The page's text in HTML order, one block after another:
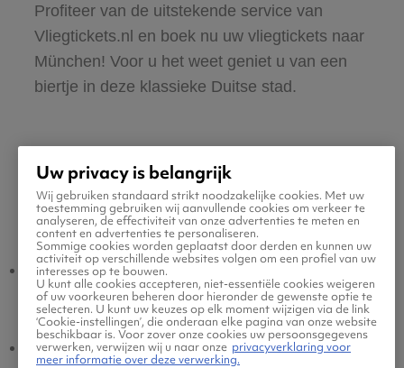
Profiteer van de uitstekende service van
Vliegtickets.nl en boek nu uw vliegtickets naar
München! Voor u het weet geniet u van een
biertje in deze klassieke Duitse stad.
Populaire vluchten
München -
Amsterdam
Amsterdam -
München
München - Eindhoven Eindhoven - München
Uw privacy is belangrijk
Wij gebruiken standaard strikt noodzakelijke cookies. Met uw
toestemming gebruiken wij aanvullende cookies om verkeer te
analyseren, de effectiviteit van onze advertenties te meten en
content en advertenties te personaliseren.
Sommige cookies worden geplaatst door derden en kunnen uw
activiteit op verschillende websites volgen om een profiel van uw
interesses op te bouwen.
U kunt alle cookies accepteren, niet-essentiële cookies weigeren
of uw voorkeuren beheren door hieronder de gewenste optie te
selecteren. U kunt uw keuzes op elk moment wijzigen via de link
‘Cookie-instellingen’, die onderaan elke pagina van onze website
beschikbaar is. Voor zover onze cookies uw persoonsgegevens
verwerken, verwijzen wij u naar onze privacyverklaring voor
meer informatie over deze verwerking.